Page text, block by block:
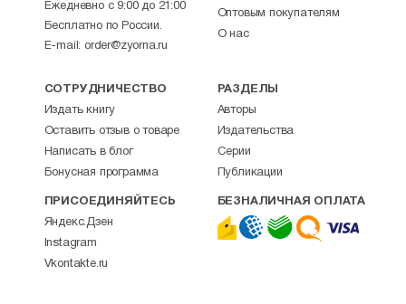
Ежедневно с 9:00 до 21:00
Бесплатно по России.
E-mail: order@zyorna.ru
Оптовым покупателям
О нас
СОТРУДНИЧЕСТВО
Издать книгу
Оставить отзыв о товаре
Написать в блог
Бонусная программа
РАЗДЕЛЫ
Авторы
Издательства
Серии
Публикации
ПРИСОЕДИНЯЙТЕСЬ
Яндекс.Дзен
Instagram
Vkontakte.ru
БЕЗНАЛИЧНАЯ ОПЛАТА